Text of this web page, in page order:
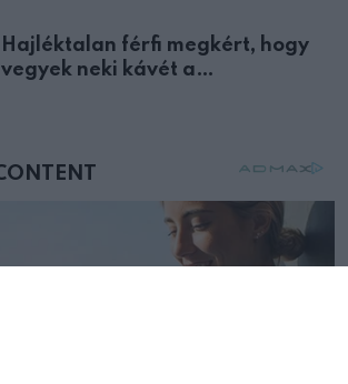
Hajléktalan férfi megkért, hogy
vegyek neki kávét a